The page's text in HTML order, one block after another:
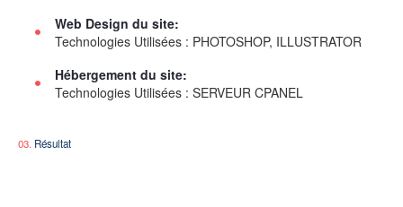
Web Design du site:
Technologies Utilisées : PHOTOSHOP, ILLUSTRATOR
Hébergement du site:
Technologies Utilisées : SERVEUR CPANEL
03. Résultat